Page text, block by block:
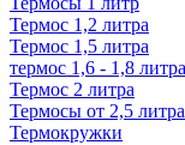
Термос 1,2 литра
Термос 1,5 литра
термос 1,6 - 1,8 литра
Термос 2 литра
Термосы от 2,5 литра
Термокружки